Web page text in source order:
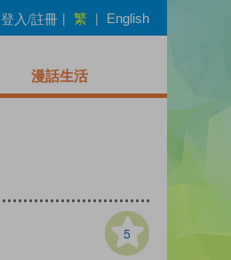
登入/註冊 | 繁 | English
漫話生活
5